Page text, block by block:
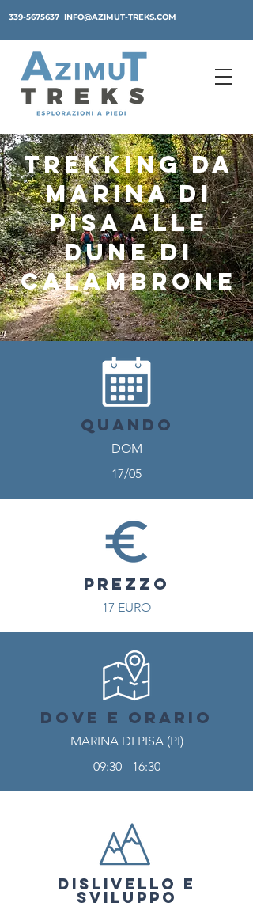
339-5675637 INFO@AZIMUT-TREKS.COM
TREKKING DA
MARINA DI
PISA ALLE
DUNE DI
CALAMBRONE
QUANDO
DOM
17/05
PREZZO
17 EURO
DOVE E ORARIO
MARINA DI PISA (PI)
09:30 - 16:30
DISLIVELLO E
SVILUPPO